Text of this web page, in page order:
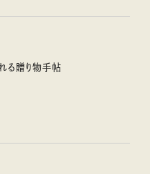
る贈り物手帖